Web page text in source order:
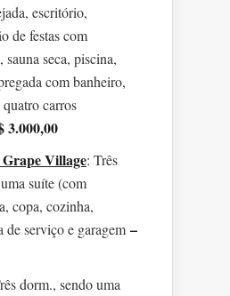
escritório,
de festas com
sauna seca, piscina,
com banheiro,
carros
3.000,00
Village: Três
suíte (com
copa, cozinha,
de serviço e garagem –
dorm., sendo uma